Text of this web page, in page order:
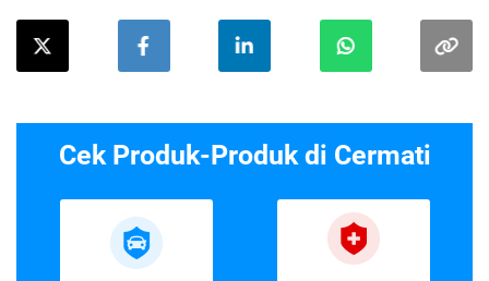
Cek Produk-Produk di Cermati